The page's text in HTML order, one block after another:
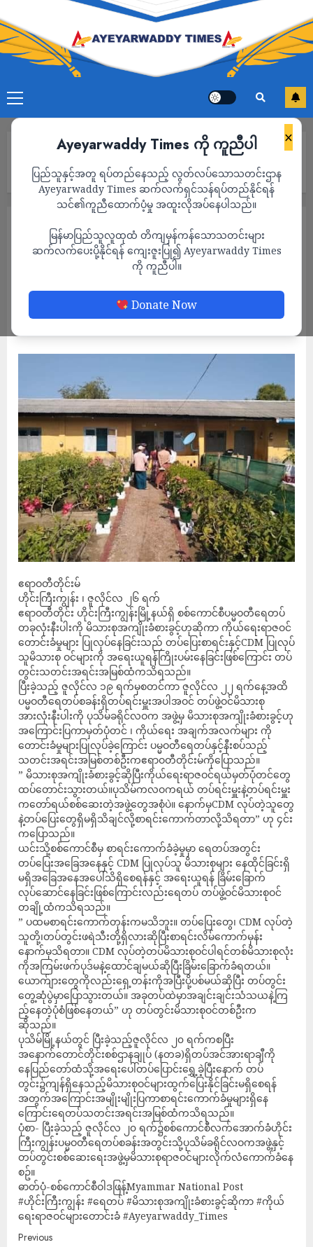
×
Ayeyarwaddy Times ကို ကူညီပါ
ပြည်သူနှင့်အတူ ရပ်တည်နေသည့် လွတ်လပ်သောသတင်းဌာန
Ayeyarwaddy Times ဆက်လက်ရှင်သန်ရပ်တည်နိုင်ရန်
သင်၏ကူညီထောက်ပံ့မှု အထူးလိုအပ်နေပါသည်။
မြန်မာပြည်သူလူထုထံ တိကျမှန်ကန်သောသတင်းများ
ဆက်လက်ပေးပို့နိုင်ရန် ကျေးဇူးပြု၍ Ayeyarwaddy Times
ကို ကူညီပါ။
Donate Now
ရေးရာဇဝင်များတောင်းခံ
ဟိုင်းကြီးကျွန်း ရေတပ်တွင် မိသားစု
အကျိုးခံစားခွင့်ဆိုကာ ကိုယ်ရေးရာဇဝင်များ
တောင်းခံ
ADMIN JULY 26, 2023
ဧရာဝတီတိုင်းမ်
ဟိုင်းကြီးကျွန်း ၊ ဇူလိုင်လ ၂၆ ရက်
ဧရာဝတီတိုင်း ဟိုင်းကြီးကျွန်းမြို့နယ်ရှိ စစ်ကောင်စီပမ္မဝတီရေတပ်
တခုလုံးနီးပါးကို မိသားစုအကျိုးခံစားခွင့်ဟုဆိုကာ ကိုယ်ရေးရာဇဝင်
တောင်းခံမှုများ ပြုလုပ်နေခြင်းသည် တပ်ပြေးစာရင်းနှင့်CDM ပြုလုပ်
သူမိသားစု ဝင်များကို အရေးယူရန်ကြိုးပမ်းနေခြင်းဖြစ်ကြောင်း တပ်
တွင်းသတင်းအရင်းအမြစ်ထံကသိရသည်။
ပြီးခဲ့သည့် ဇူလိုင်လ ၁၉ ရက်မှစတင်ကာ ဇူလိုင်လ ၂၂ ရက်နေ့အထိ
ပမ္မဝတီရေတပ်စခန်းရှိတပ်ရင်းမှူးအပါအဝင် တပ်ဖွဲ့ဝင်မိသားစု
အားလုံးနီးပါးကို ပုသိမ်ခရိုင်လဝက အဖွဲ့မှ မိသားစုအကျိုးခံစားခွင့်ဟု
အကြောင်းပြကာမှတ်ပုံတင် ၊ ကိုယ်ရေး အချက်အလက်များ ကို
တောင်းခံမှုများပြုလုပ်ခဲ့ကြောင်း ပမ္မဝတီရေတပ်နှင့်နီးစပ်သည့်
သတင်းအရင်းအမြစ်တစ်ဦးကဧရာဝတီတိုင်းမ်ကိုပြောသည်။
” မိသားစုအကျိုးခံစားခွင့်ဆိုပြီးကိုယ်ရေးရာဇဝင်ရယ်မှတ်ပုံတင်တွေ
ထပ်တောင်းသွားတယ်။ပုသိမ်ကလဝကရယ် တပ်ရင်းမှူးနဲ့တပ်ရင်းမှူး
ကတော်ရယ်စစ်ဆေးတဲ့အဖွဲ့တွေအစုံပဲ။ နောက်မှCDM လုပ်တဲ့သူတွေ
နဲ့တပ်ပြေးတွေရှိမရှိသိချင်လို့စာရင်းကောက်တာလို့သိရတာ” ဟု ၄င်း
ကပြောသည်။
ယင်းသို့စစ်ကောင်စီမှ စာရင်းကောက်ခံခဲ့မှုမှာ ရေတပ်အတွင်း
တပ်ပြေးအခြေအနေနှင့် CDM ပြုလုပ်သူ မိသားစုများ နေထိုင်ခြင်းရှိ
မရှိအခြေအနေအပေါ်သိရှိစေရန်နှင့် အရေးယူရန် ခြိမ်းခြောက်
လုပ်ဆောင်နေခြင်းဖြစ်ကြောင်းလည်းရေတပ် တပ်ဖွဲ့ဝင်မိသားစုဝင်
တချို့ထံကသိရသည်။
” ပထမစာရင်းကောက်တုန်းကမသိဘူး။ တပ်ပြေးတွေ၊ CDM လုပ်တဲ့
သူတို့၊တပ်တွင်းဖရဲသီးတို့ရှိလားဆိုပြီးစာရင်းလိမ်ကောက်မှန်း
နောက်မှသိရတာ။ CDM လုပ်တဲ့တပ်မိသားစုဝင်ပါရင်တစ်မိသားစုလုံး
ကိုအ​ကြမ်းဖက်ပုဒ်မနဲ့ထောင်ချမယ်ဆိုပြီးခြိမ်းခြောက်ခံရတယ်။
ယောက်ျားတွေကိုလည်းရှေ့တန်းကိုအပြီးပို့ပစ်မယ်ဆိုပြီး တပ်တွင်း
တွေ့ဆုံပွဲမှာပြောသွားတယ်။ အခုတပ်ထဲမှာအချင်းချင်းသံသယနဲ့ကြ
ည့်နေတဲ့ပုံစံဖြစ်နေတယ်” ဟု တပ်တွင်းမိသားစုဝင်တစ်ဦးက
ဆိုသည်။
ပုသိမ်မြို့နယ်တွင် ပြီးခဲ့သည့်ဇူလိုင်လ ၂၀ ရက်ကစပြီး
အနောက်တောင်တိုင်းစစ်ဌာနချုပ် (နတခ)ရှိတပ်အင်အားရာချီကို
နေပြည်တော်ထံသို့အရေးပေါ်တပ်ပြောင်းရွှေ့ခဲ့ပြီးနောက် တပ်
တွင်း၌ကျန်ရှိနေသည့်မိသားစုဝင်များထွက်ပြေးနိုင်ခြင်းမရှိစေရန်
အတွက်အကြောင်းအမျိုးမျိုးပြကာစာရင်းကောက်ခံမှုများရှိနေ
ကြောင်းရေတပ်သတင်းအရင်းအမြစ်ထံကသိရသည်။
ပုံစာ- ပြီးခဲ့သည့် ဇူလိုင်လ ၂၀ ရက်၌စစ်ကောင်စီလက်အောက်ခံဟိုင်း
ကြီးကျွန်းပမ္မဝတီရေတပ်စခန်းအတွင်းသို့ပုသိမ်ခရိုင်လဝကအဖွဲ့နှင့်
တပ်တွင်းစစ်ဆေးရေးအဖွဲ့မှမိသားစုရာဇဝင်များလိုက်လံကောက်ခံနေ
စဥ်။
ဓာတ်ပုံ-စစ်ကောင်စီဝါဒဖြန့်Myammar National Post
#ဟိုင်းကြီးကျွန်း #ရေတပ် #မိသားစုအကျိုးခံစားခွင့်ဆိုကာ #ကိုယ်
ရေးရာဇဝင်များတောင်းခံ #Ayeyarwaddy_Times
Previous